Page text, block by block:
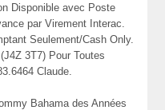
Disponible avec Poste
par Virement Interac.
Seulement/Cash Only.
3T7) Pour Toutes
Claude.
Bahama des Années